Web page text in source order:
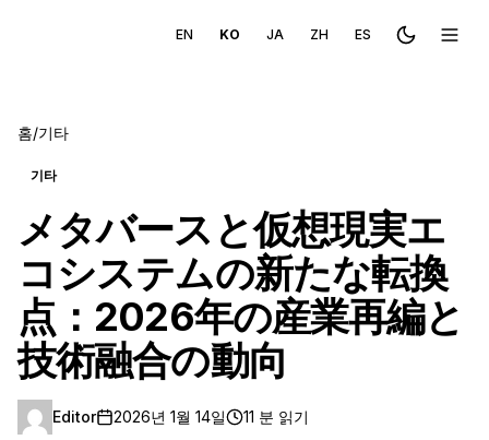
EN KO JA ZH ES Toggle메뉴
홈/기타
기타
メタバースと仮想現実エ
コシステムの新たな転換
点：2026年の産業再編と
技術融合の動向
Editor 2026년 1월 14일 11 분 읽기